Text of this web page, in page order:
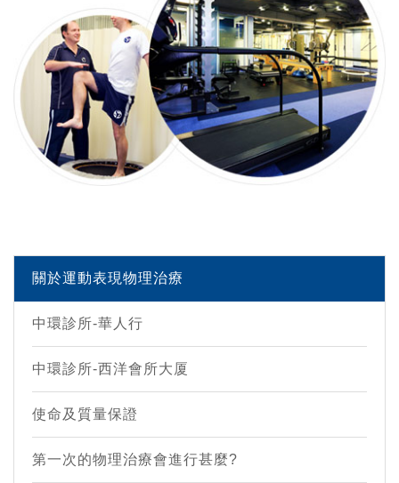
關於運動表現物理治療
中環診所-華人行
中環診所-西洋會所大厦
使命及質量保證
第一次的物理治療會進行甚麼?